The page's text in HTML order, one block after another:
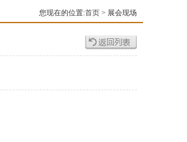
您现在的位置:首页 > 展会现场